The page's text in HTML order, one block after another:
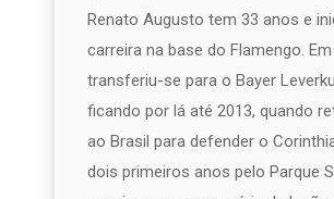
Renato Augusto tem 33 anos e
carreira na base do Flamengo. Em
transferiu-se para o Bayer
ficando por lá até 2013, quando
ao Brasil para defender o
dois primeiros anos pelo Parque